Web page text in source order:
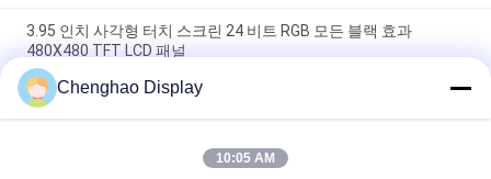
3.95 인치 사각형 터치 스크린 24 비트 RGB 모든 블랙 효과
480X480 TFT LCD 패널
3인치 컬러 터치 스크린 디스플레이 패널 800x268 픽셀 25 핀 IPS
Tft LCD 모듈
5.5 인치 작은 LCD 터치 스크린 1080*1920 픽셀 31 핀 MIPI 인터
Chenghao Display
10:05 AM